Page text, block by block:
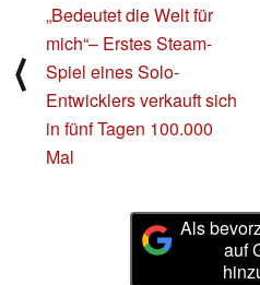
⟨
„Bedeutet die Welt für
mich“– Erstes Steam-
Spiel eines Solo-
Entwicklers verkauft sich
in fünf Tagen 100.000
Mal
Als
auf